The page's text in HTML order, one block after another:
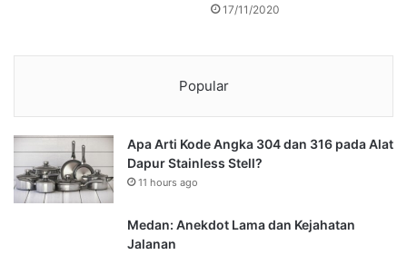
17/11/2020
Popular
Apa Arti Kode Angka 304 dan 316 pada Alat
Dapur Stainless Stell?
11 hours ago
Medan: Anekdot Lama dan Kejahatan
Jalanan